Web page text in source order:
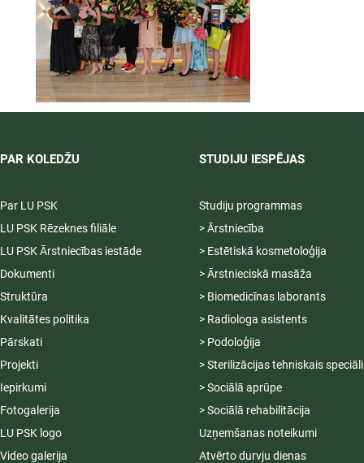
PAR KOLEDŽU
Par LU PSK
LU PSK Rēzeknes filiāle
LU PSK Ārstniecības iestāde
Dokumenti
Struktūra
Kvalitātes politika
Pārskati
Projekti
Iepirkumi
Fotogalerija
LU PSK logo
Video galerija
STUDIJU IESPĒJAS
Studiju programmas
> Ārstniecība
> Estētiskā kosmetoloģija
> Ārstnieciskā masāža
> Biomedicīnas laborants
> Radiologa asistents
> Podoloģija
> Sterilizācijas tehniskais
> Sociālā aprūpe
> Sociālā rehabilitācija
Uzņemšanas noteikumi
Atvērto durvju dienas